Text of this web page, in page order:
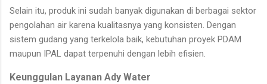
Selain itu, produk ini sudah banyak digunakan di berbagai sektor
pengolahan air karena kualitasnya yang konsisten. Dengan
sistem gudang yang terkelola baik, kebutuhan proyek PDAM
maupun IPAL dapat terpenuhi dengan lebih efisien.
Keunggulan Layanan Ady Water